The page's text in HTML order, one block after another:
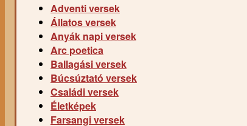
Adventi versek
Állatos versek
Anyák napi versek
Arc poetica
Ballagási versek
Búcsúztató versek
Családi versek
Életképek
Farsangi versek